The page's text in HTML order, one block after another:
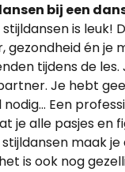
bij een
is leuk!
gezondheid én je
tijdens de
Je hebt
Een
je alle pasjes en
maak
is ook nog